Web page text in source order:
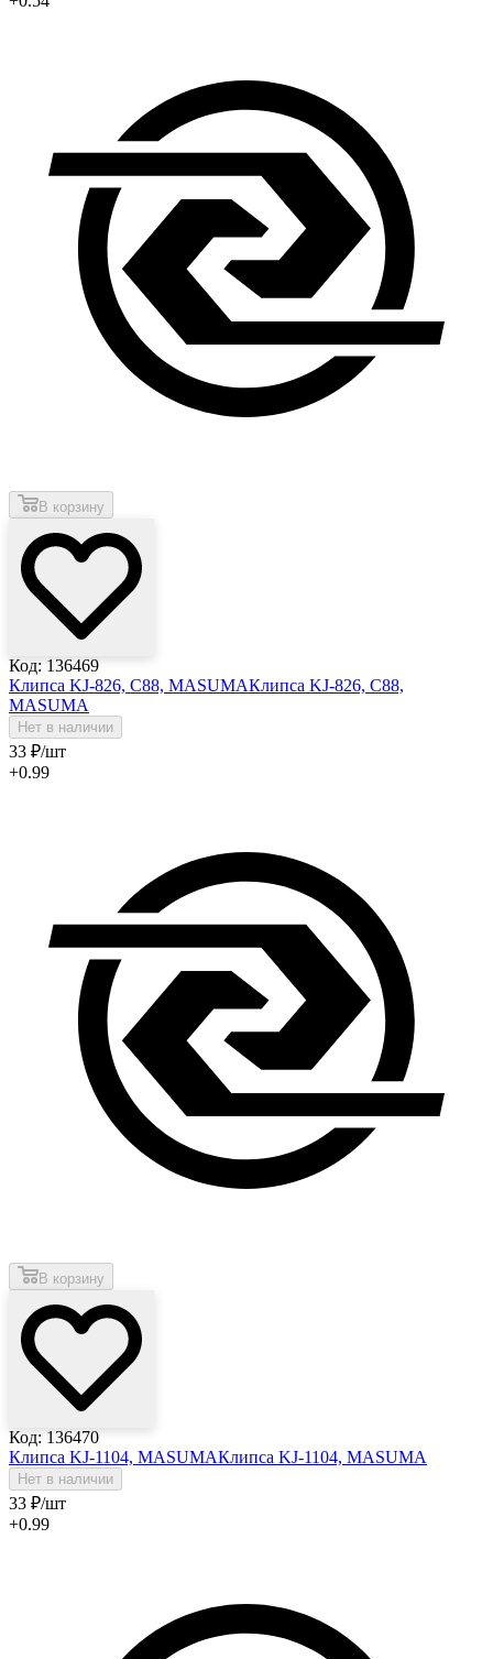
В корзину
Код: 136469
Клипса KJ-826, C88, MASUMAКлипса KJ-826, C88,
MASUMA
Нет в наличии
33 ₽/шт
+0.99
В корзину
Код: 136470
Клипса KJ-1104, MASUMAКлипса KJ-1104, MASUMA
Нет в наличии
33 ₽/шт
+0.99